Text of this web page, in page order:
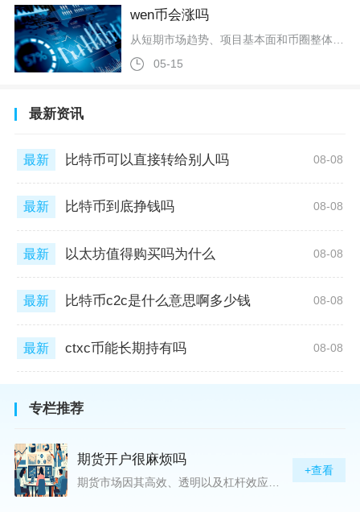
wen币会涨吗
从短期市场趋势、项目基本面和币圈整体环境WEN币在短期内大幅上涨的概率极低，中长期也仅存在微乎其微的结构性机会，整体以低位震荡和阴跌为主，难以走出独立的强势行情。截至2026年4月2日，WEN币报价约0.0000308元人民币，24小时跌幅超10%，市值仅约2246万元人民币，已从历史高点暴跌超90%，处于深度低迷状态。WEN币本质是运行于Solana链上的meme币，也是WenDAO的治理代币，由NFT平台WenMint创立，依托5万余名NFT持有者的社区基础发行。其核心问
05-15
最新资讯
最新 比特币可以直接转给别人吗 08-08
最新 比特币到底挣钱吗 08-08
最新 以太坊值得购买吗为什么 08-08
最新 比特币c2c是什么意思啊多少钱 08-08
最新 ctxc币能长期持有吗 08-08
专栏推荐
期货开户很麻烦吗
+查看